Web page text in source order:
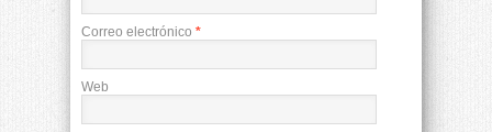
Correo electrónico *
Web